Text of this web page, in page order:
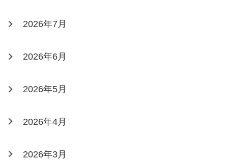
2026年7月
2026年6月
2026年5月
2026年4月
2026年3月